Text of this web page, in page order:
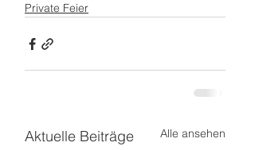
Private Feier
Aktuelle Beiträge Alle ansehen